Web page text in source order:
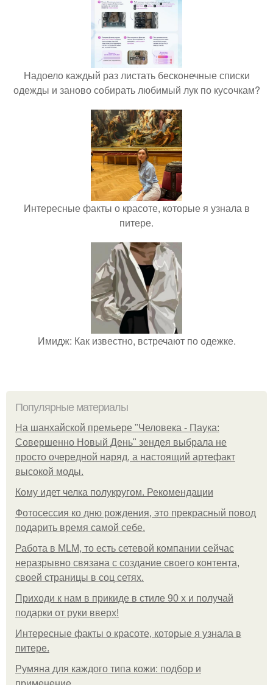
Надоело каждый раз листать бесконечные списки
одежды и заново собирать любимый лук по кусочкам?
Интересные факты о красоте, которые я узнала в
питере.
Имидж: Как известно, встречают по одежке.
Популярные материалы
На шанхайской премьере "Человека - Паука:
Совершенно Новый День" зендея выбрала не
просто очередной наряд, а настоящий артефакт
высокой моды.
Кому идет челка полукругом. Рекомендации
Фотосессия ко дню рождения, это прекрасный повод
подарить время самой себе.
Работа в MLM, то есть сетевой компании сейчас
неразрывно связана с создание своего контента,
своей страницы в соц сетях.
Приходи к нам в прикиде в стиле 90 х и получай
подарки от руки вверх!
Интересные факты о красоте, которые я узнала в
питере.
Румяна для каждого типа кожи: подбор и